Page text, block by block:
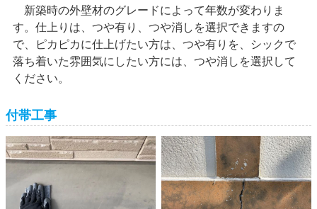
新築時の外壁材のグレードによって年数が変わりま
す。仕上りは、つや有り、つや消しを選択できますの
で、ピカピカに仕上げたい方は、つや有りを、シックで
落ち着いた雰囲気にしたい方には、つや消しを選択して
ください。
付帯工事